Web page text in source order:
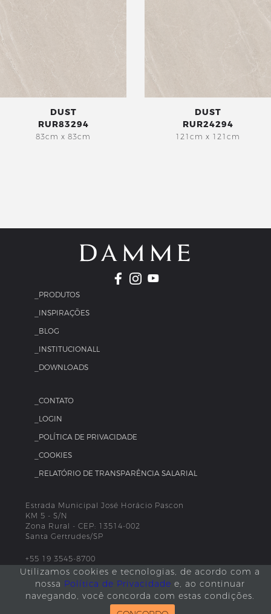
DUST
RUR83294
83cm x 83cm
DUST
RUR24294
121cm x 121cm
_PRODUTOS
_INSPIRAÇÕES
_BLOG
_INSTITUCIONALL
_DOWNLOADS
_CONTATO
_LOGIN
_POLÍTICA DE PRIVACIDADE
_COOKIES
_RELATÓRIO DE TRANSPARÊNCIA SALARIAL
Estrada Municipal José Horácio Pascon
KM 5 - S/N
Zona Rural - CEP: 13514-002
Santa Gertrudes/SP
+55 19 3545-8700
Utilizamos cookies e tecnologias, de acordo com a
nossa Política de Privacidade e, ao continuar
navegando, você concorda com estas condições.